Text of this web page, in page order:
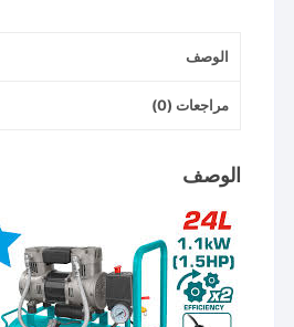
الوصف
مراجعات (0)
الوصف